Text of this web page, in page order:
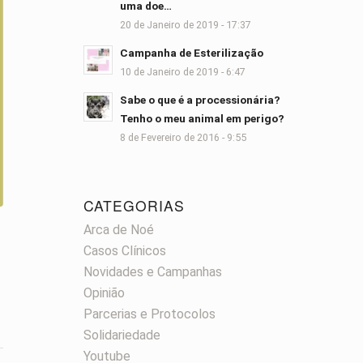
uma doe…
20 de Janeiro de 2019 - 17:37
Campanha de Esterilização
10 de Janeiro de 2019 - 6:47
Sabe o que é a processionária?
Tenho o meu animal em perigo?
8 de Fevereiro de 2016 - 9:55
CATEGORIAS
Arca de Noé
Casos Clínicos
Novidades e Campanhas
Opinião
Parcerias e Protocolos
Solidariedade
Youtube